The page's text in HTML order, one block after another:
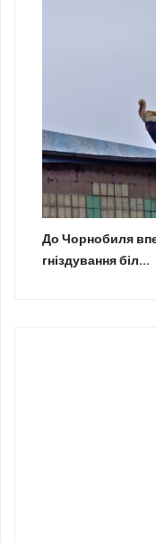
До Чорнобиля
гніздування біл...